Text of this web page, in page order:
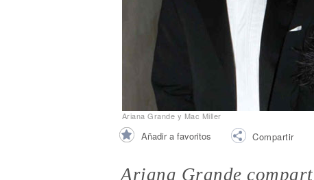
Ariana Grande y Mac Miller
Añadir a favoritos Compartir
Ariana Grande